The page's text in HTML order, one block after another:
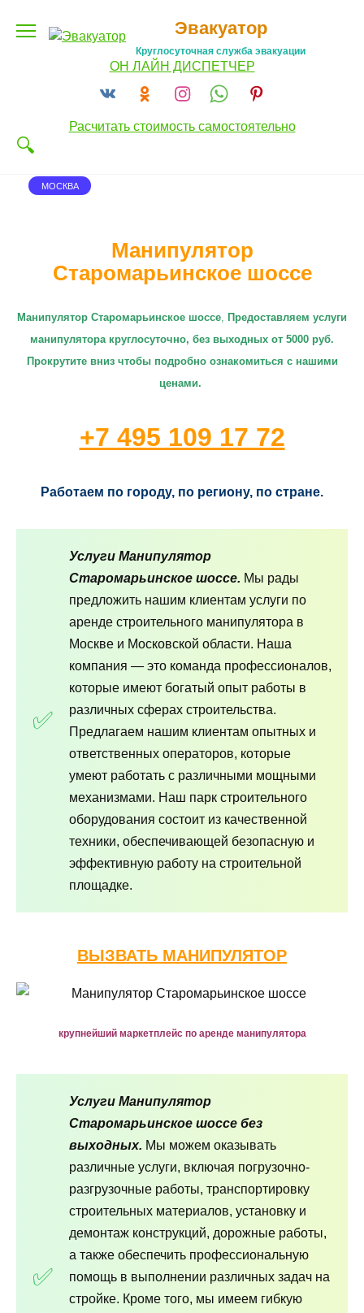
Эвакуатор
Круглосуточная служба эвакуации
ОН ЛАЙН ДИСПЕТЧЕР
Расчитать стоимость самостоятельно
МОСКВА
Манипулятор
Старомарьинское шоссе
Манипулятор Старомарьинское шоссе Предоставляем услуги
манипулятора круглосуточно, без выходных от 5000 руб.
Прокрутите вниз чтобы подробно ознакомиться с нашими
ценами.
+7 495 109 17 72
Работаем по городу, по региону, по стране.
Услуги Манипулятор
Старомарьинское шоссе. Мы рады
предложить нашим клиентам услуги по
аренде строительного манипулятора в
Москве и Московской области. Наша
компания — это команда профессионалов,
которые имеют богатый опыт работы в
различных сферах строительства.
Предлагаем нашим клиентам опытных и
ответственных операторов, которые
умеют работать с различными мощными
механизмами. Наш парк строительного
оборудования состоит из качественной
техники, обеспечивающей безопасную и
эффективную работу на строительной
площадке.
ВЫЗВАТЬ МАНИПУЛЯТОР
крупнейший маркетплейс по аренде манипулятора
Услуги Манипулятор
Старомарьинское шоссе без
выходных. Мы можем оказывать
различные услуги, включая погрузочно-
разгрузочные работы, транспортировку
строительных материалов, установку и
демонтаж конструкций, дорожные работы,
а также обеспечить профессиональную
помощь в выполнении различных задач на
стройке. Кроме того, мы имеем гибкую